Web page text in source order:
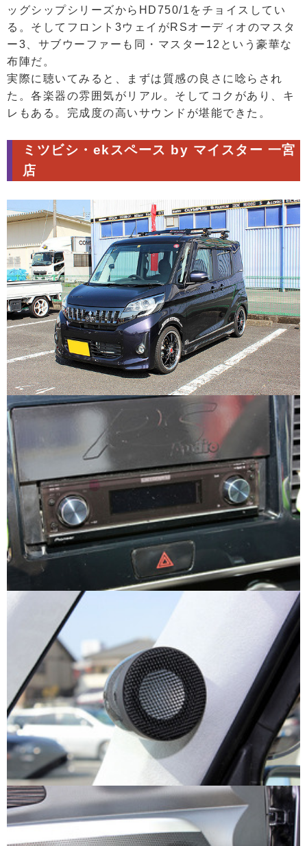
ッグシップシリーズからHD750/1をチョイスしてい
る。そしてフロント3ウェイがRSオーディオのマスタ
ー3、サブウーファーも同・マスター12という豪華な
布陣だ。
実際に聴いてみると、まずは質感の良さに唸らされ
た。各楽器の雰囲気がリアル。そしてコクがあり、キ
レもある。完成度の高いサウンドが堪能できた。
ミツビシ・ekスペース by マイスター 一宮
店